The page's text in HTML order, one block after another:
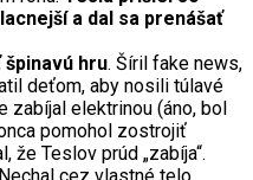
a dal sa prenášať
špinavú hru. Šíril fake news,
deťom, aby nosili túlavé
zabíjal elektrinou (áno, bol
pomohol zostrojiť
že Teslov prúd „zabíja“.